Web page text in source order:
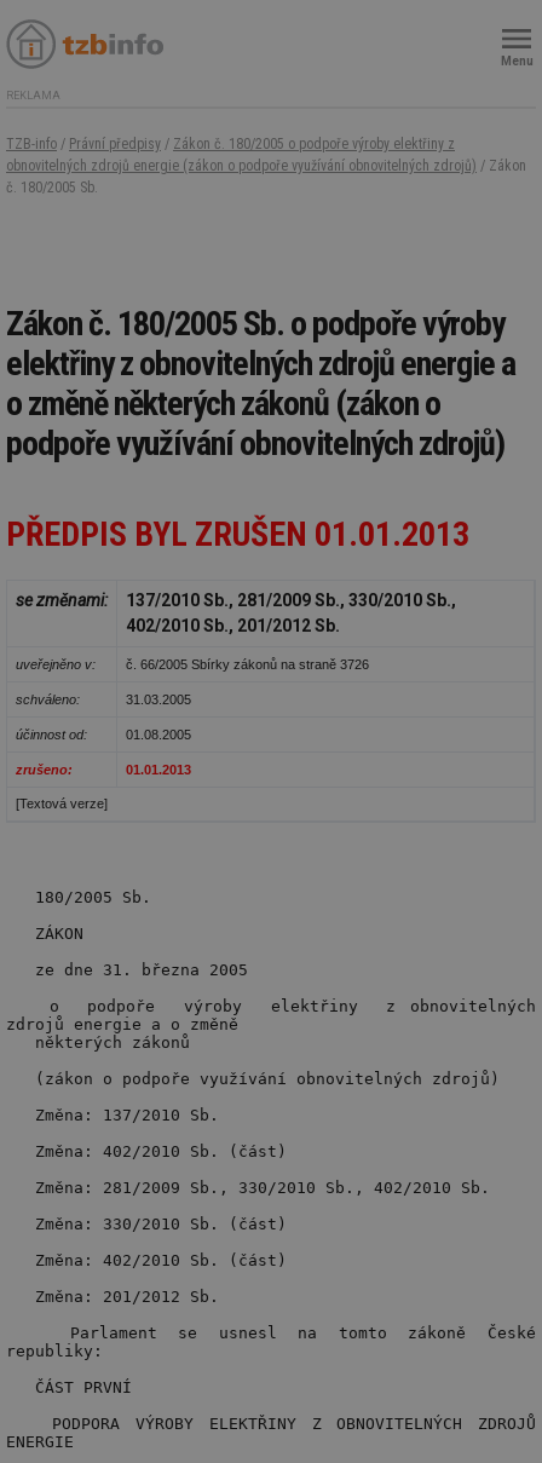
Menu
REKLAMA
TZB-info / Právní předpisy / Zákon č. 180/2005 o podpoře výroby elektřiny z
obnovitelných zdrojů energie (zákon o podpoře využívání obnovitelných zdrojů) / Zákon
č. 180/2005 Sb.
Zákon č. 180/2005 Sb. o podpoře výroby
elektřiny z obnovitelných zdrojů energie a
o změně některých zákonů (zákon o
podpoře využívání obnovitelných zdrojů)
PŘEDPIS BYL ZRUŠEN 01.01.2013
se změnami:
137/2010 Sb., 281/2009 Sb., 330/2010 Sb.,
402/2010 Sb., 201/2012 Sb.
uveřejněno v: č. 66/2005 Sbírky zákonů na straně 3726
schváleno: 31.03.2005
účinnost od: 01.08.2005
zrušeno: 01.01.2013
[Textová verze]